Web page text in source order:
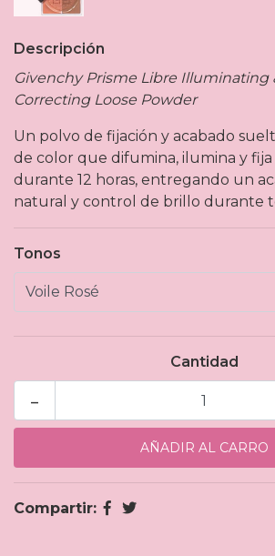
Descripción
Givenchy Prisme Libre Illuminating
Correcting Loose Powder
Un polvo de fijación y acabado
de color que difumina, ilumina y
durante 12 horas, entregando un
natural y control de brillo durante
Tonos
Cantidad
-
Compartir: